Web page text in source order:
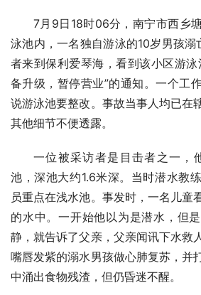
7月9日18时06分，南宁市西乡
泳池内，一名独自游泳的10岁男孩
者来到保利爱琴海，看到该小区游
备升级，暂停营业”的通知。一个工
说游泳池要整改。事故当事人均已在
其他细节不便透露。
一位被采访者是目击者之一，
池，深池大约1.6米深。当时潜水教
员重点在浅水池。事发时，一名儿童
的水中。一开始他以为是潜水，但
静，就告诉了父亲，父亲闻讯下水救
嘴唇发紫的溺水男孩做心肺复苏，并
中涌出食物残渣，但仍昏迷不醒。